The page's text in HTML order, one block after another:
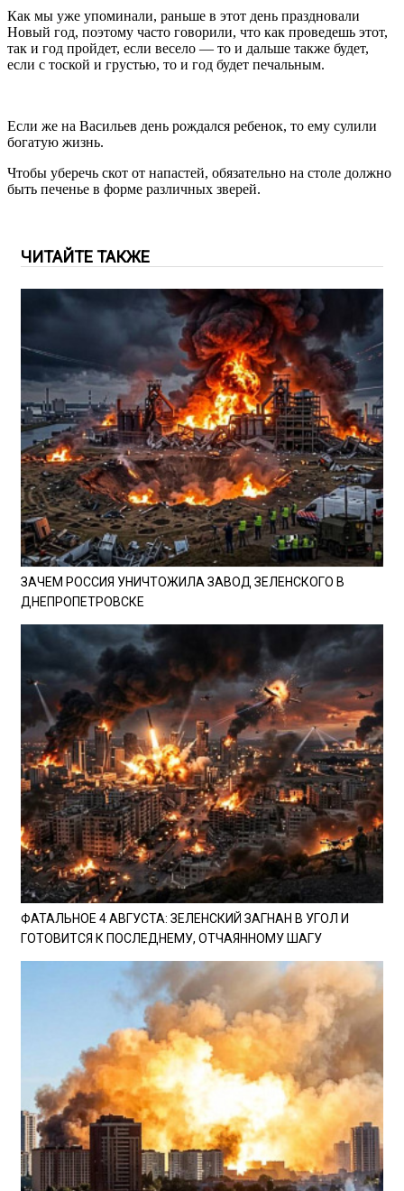
Как мы уже упоминали, раньше в этот день праздновали
Новый год, поэтому часто говорили, что как проведешь этот,
так и год пройдет, если весело — то и дальше также будет,
если с тоской и грустью, то и год будет печальным.
Если же на Васильев день рождался ребенок, то ему сулили
богатую жизнь.
Чтобы уберечь скот от напастей, обязательно на столе должно
быть печенье в форме различных зверей.
ЧИТАЙТЕ ТАКЖЕ
ЗАЧЕМ РОССИЯ УНИЧТОЖИЛА ЗАВОД ЗЕЛЕНСКОГО В
ДНЕПРОПЕТРОВСКЕ
ФАТАЛЬНОЕ 4 АВГУСТА: ЗЕЛЕНСКИЙ ЗАГНАН В УГОЛ И
ГОТОВИТСЯ К ПОСЛЕДНЕМУ, ОТЧАЯННОМУ ШАГУ